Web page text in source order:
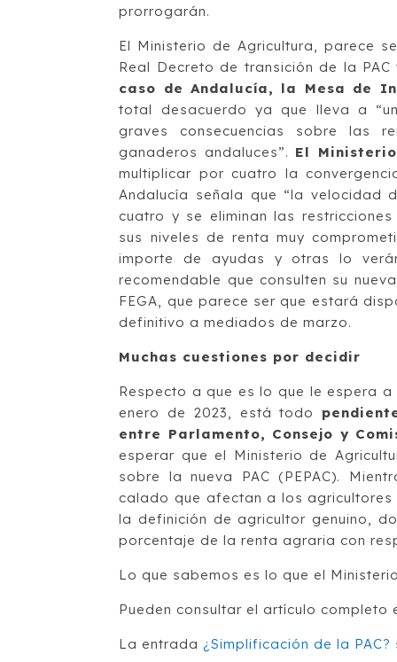
prorrogarán.
El Ministerio de Agricultura, parece
Real Decreto de transición de la
caso de Andalucía, la Mesa de
total desacuerdo ya que lleva a
graves consecuencias sobre las
ganaderos andaluces”. El
multiplicar por cuatro la
Andalucía señala que “la velocidad
cuatro y se eliminan las
sus niveles de renta muy
importe de ayudas y otras lo
recomendable que consulten su
FEGA, que parece ser que estará
definitivo a mediados de marzo.
Muchas cuestiones por decidir
Respecto a que es lo que le espera
enero de 2023, está todo
entre Parlamento, Consejo y
esperar que el Ministerio de
sobre la nueva PAC (PEPAC).
calado que afectan a los
la definición de agricultor genuino,
porcentaje de la renta agraria con
Lo que sabemos es lo que el
Pueden consultar el artículo completo
La entrada ¿Simplificación de la PAC?